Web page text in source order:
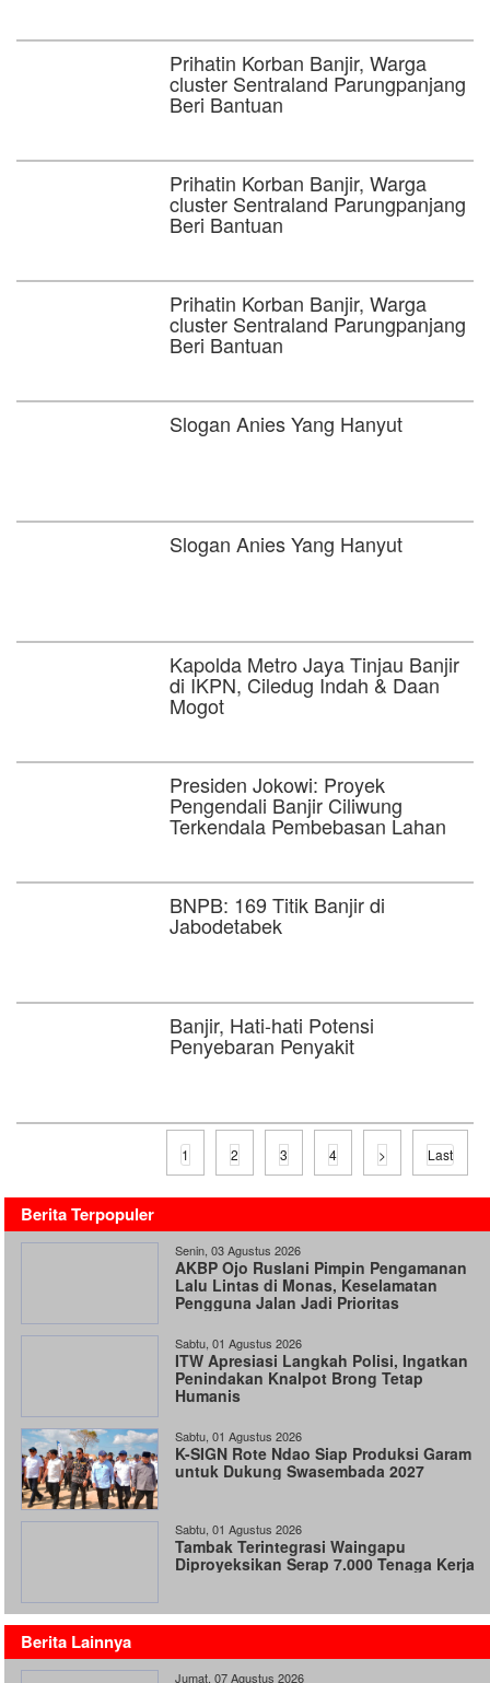
Prihatin Korban Banjir, Warga
cluster Sentraland Parungpanjang
Beri Bantuan
Prihatin Korban Banjir, Warga
cluster Sentraland Parungpanjang
Beri Bantuan
Prihatin Korban Banjir, Warga
cluster Sentraland Parungpanjang
Beri Bantuan
Slogan Anies Yang Hanyut
Slogan Anies Yang Hanyut
Kapolda Metro Jaya Tinjau Banjir
di IKPN, Ciledug Indah & Daan
Mogot
Presiden Jokowi: Proyek
Pengendali Banjir Ciliwung
Terkendala Pembebasan Lahan
BNPB: 169 Titik Banjir di
Jabodetabek
Banjir, Hati-hati Potensi
Penyebaran Penyakit
1 2 3 4 > Last
Berita Terpopuler
Senin, 03 Agustus 2026
AKBP Ojo Ruslani Pimpin Pengamanan
Lalu Lintas di Monas, Keselamatan
Pengguna Jalan Jadi Prioritas
Sabtu, 01 Agustus 2026
ITW Apresiasi Langkah Polisi, Ingatkan
Penindakan Knalpot Brong Tetap
Humanis
Sabtu, 01 Agustus 2026
K-SIGN Rote Ndao Siap Produksi Garam
untuk Dukung Swasembada 2027
Sabtu, 01 Agustus 2026
Tambak Terintegrasi Waingapu
Diproyeksikan Serap 7.000 Tenaga Kerja
Berita Lainnya
Jumat, 07 Agustus 2026